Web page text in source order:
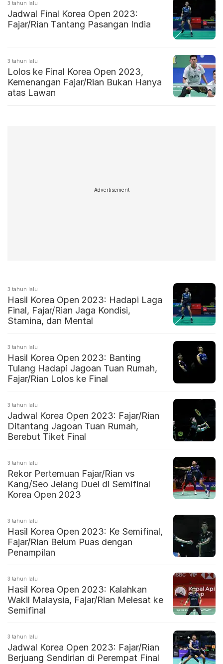
3 tahun lalu
Jadwal Final Korea Open 2023:
Fajar/Rian Tantang Pasangan India
3 tahun lalu
Lolos ke Final Korea Open 2023,
Kemenangan Fajar/Rian Bukan Hanya
atas Lawan
Advertisement
3 tahun lalu
Hasil Korea Open 2023: Hadapi Laga
Final, Fajar/Rian Jaga Kondisi,
Stamina, dan Mental
3 tahun lalu
Hasil Korea Open 2023: Banting
Tulang Hadapi Jagoan Tuan Rumah,
Fajar/Rian Lolos ke Final
3 tahun lalu
Jadwal Korea Open 2023: Fajar/Rian
Ditantang Jagoan Tuan Rumah,
Berebut Tiket Final
3 tahun lalu
Rekor Pertemuan Fajar/Rian vs
Kang/Seo Jelang Duel di Semifinal
Korea Open 2023
3 tahun lalu
Hasil Korea Open 2023: Ke Semifinal,
Fajar/Rian Belum Puas dengan
Penampilan
3 tahun lalu
Hasil Korea Open 2023: Kalahkan
Wakil Malaysia, Fajar/Rian Melesat ke
Semifinal
3 tahun lalu
Jadwal Korea Open 2023: Fajar/Rian
Berjuang Sendirian di Perempat Final